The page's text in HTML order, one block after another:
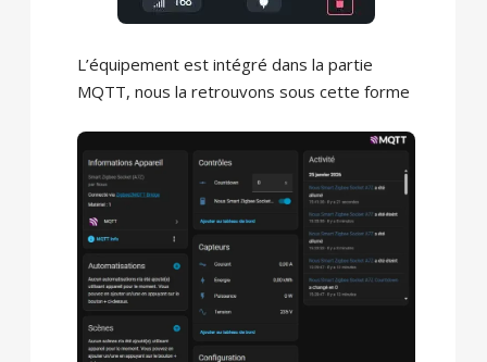
L’équipement est intégré dans la partie
MQTT, nous la retrouvons sous cette forme